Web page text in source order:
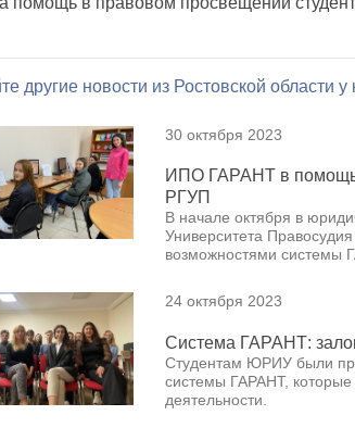
другие новости из Ростовской области у
30 октября 2023
ИПО ГАРАНТ в помощь
РГУП
В начале октября в
Университета
возможностями системы
24 октября 2023
Система ГАРАНТ:
Студентам ЮРИУ были
системы ГАРАНТ,
деятельности.